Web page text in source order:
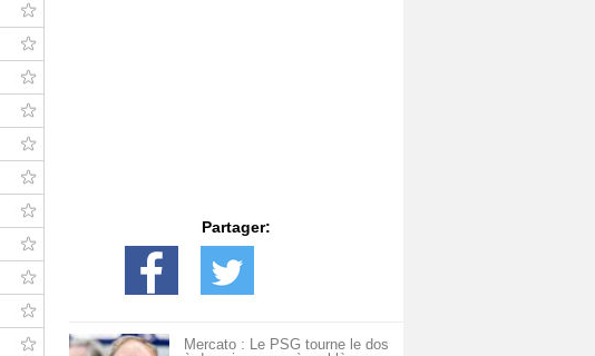
Partager:
Mercato : Le PSG tourne le dos